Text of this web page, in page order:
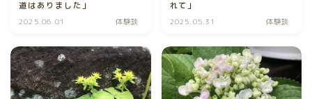
道はありました」
2025.06.01 体験談
れて」
2025.05.31 体験談